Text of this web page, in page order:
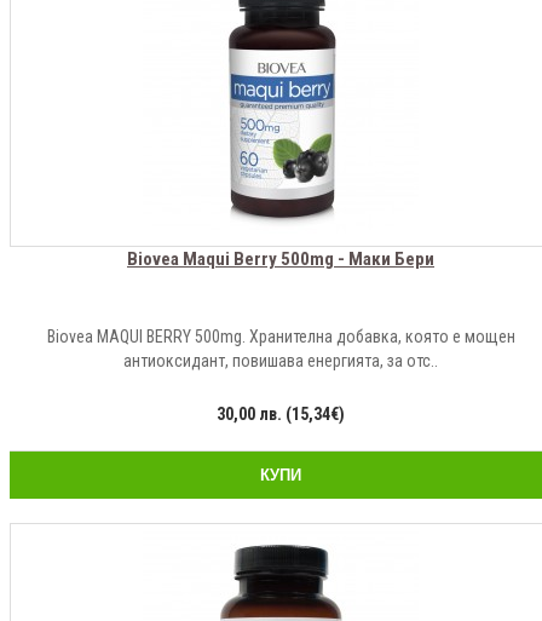
Biovea Maqui Berry 500mg - Маки Бери
Biovea MAQUI BERRY 500mg. Хранителна добавка, която е мощен
антиоксидант, повишава енергията, за отс..
30,00 лв. (15,34€)
КУПИ